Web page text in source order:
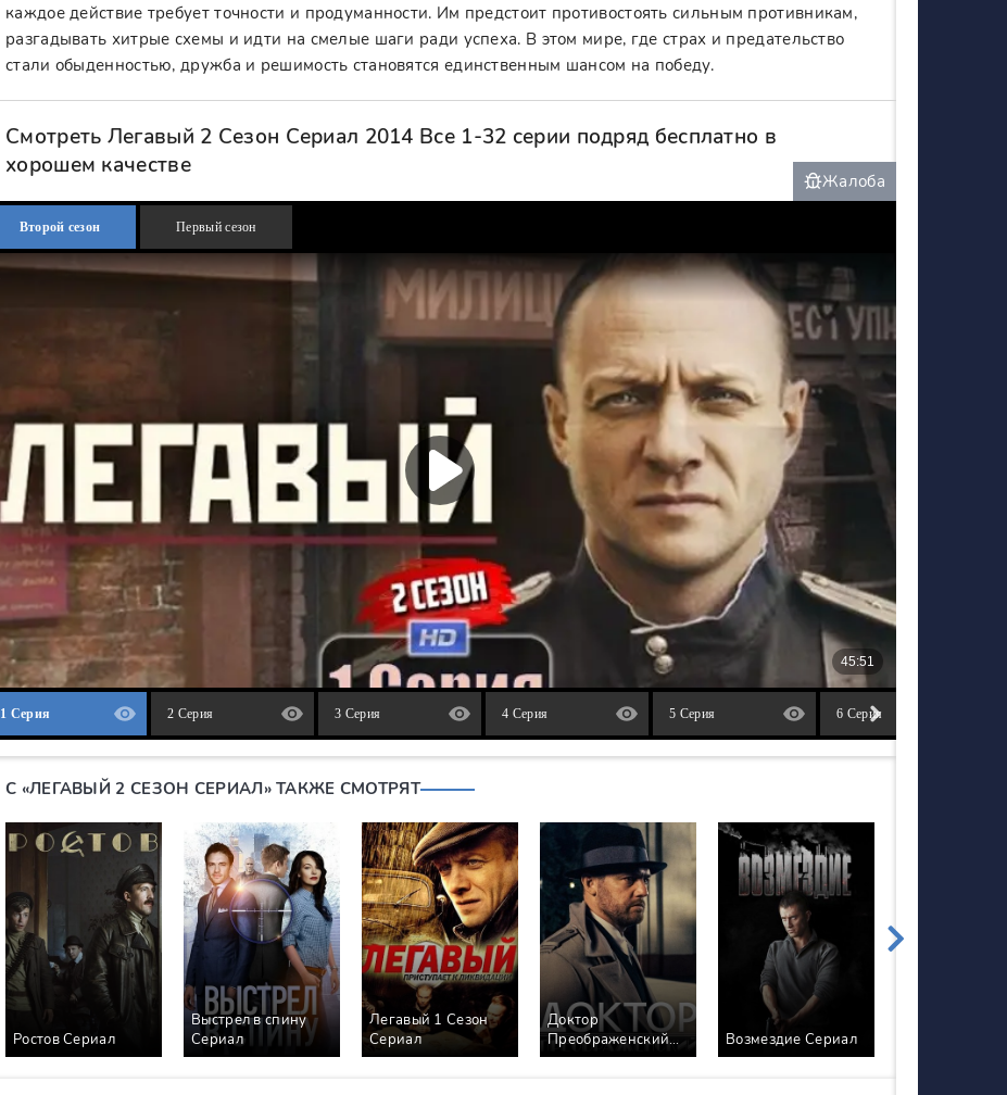
каждое действие требует точности и продуманности. Им предстоит противостоять сильным противникам,
разгадывать хитрые схемы и идти на смелые шаги ради успеха. В этом мире, где страх и предательство
стали обыденностью, дружба и решимость становятся единственным шансом на победу.
Смотреть Легавый 2 Сезон Сериал 2014 Все 1-32 серии подряд бесплатно в
хорошем качестве
Второй сезон Первый сезон
1 Серия 2 Серия 3 Серия 4 Серия 5 Серия 6 Серия
Жалоба
С «ЛЕГАВЫЙ 2 СЕЗОН СЕРИАЛ» ТАКЖЕ СМОТРЯТ
Ростов Сериал
Выстрел в спину
Сериал
Легавый 1 Сезон
Сериал
Доктор
Преображенский
Сериал
Возмездие Сериал